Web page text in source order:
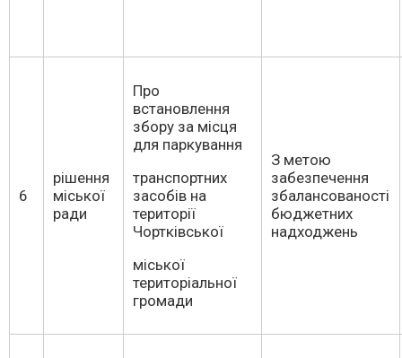
6
рішення
міської
ради
Про
встановлення
збору за місця
для паркування
транспортних
засобів на
території
Чортківської
міської
територіальної
громади
З метою
забезпечення
збалансованості
бюджетних
надходжень